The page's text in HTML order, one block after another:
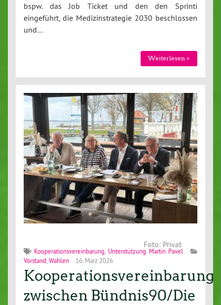
bspw. das Job Ticket und den den Sprinti
eingeführt, die Medizinstrategie 2030 beschlossen
und…
Weiterlesen »
Foto: Privat
Kooperationsvereinbarung Unterstützung Martin Pavel
Vorstand Wahlen 16. März 2026
Kooperationsvereinbarung
zwischen Bündnis90/Die